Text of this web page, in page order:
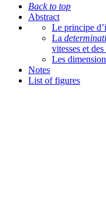
Back to top
Abstract
Le principe
La
vitesses et
Les
Notes
List of figures